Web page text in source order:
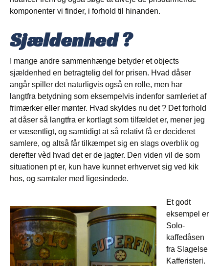
komponenter vi finder, i forhold til hinanden.
Sjældenhed ?
I mange andre sammenhænge betyder et objects
sjældenhed en betragtelig del for prisen. Hvad dåser
angår spiller det naturligvis også en rolle, men har
langtfra betydning som eksempelvis indenfor samleriet af
frimærker eller mønter. Hvad skyldes nu det ? Det forhold
at dåser så langtfra er kortlagt som tilfældet er, mener jeg
er væsentligt, og samtidigt at så relativt få er decideret
samlere, og altså får tilkæmpet sig en slags overblik og
derefter vèd hvad det er de jagter. Den viden vil de som
situationen pt er, kun have kunnet erhvervet sig ved kik
hos, og samtaler med ligesindede.
Et godt
eksempel er
Solo-
kaffedåsen
fra Slagelse
Kafferisteri.